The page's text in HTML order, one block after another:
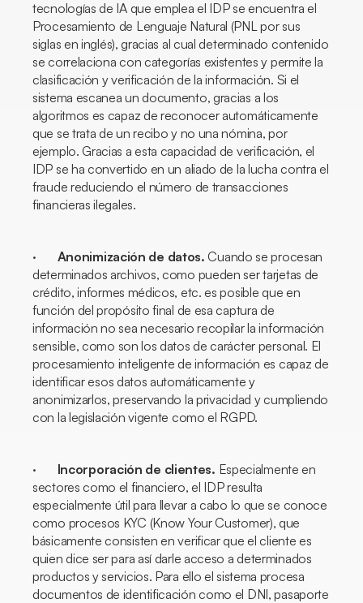
tecnologías de IA que emplea el IDP se encuentra el
Procesamiento de Lenguaje Natural (PNL por sus
siglas en inglés), gracias al cual determinado contenido
se correlaciona con categorías existentes y permite la
clasificación y verificación de la información. Si el
sistema escanea un documento, gracias a los
algoritmos es capaz de reconocer automáticamente
que se trata de un recibo y no una nómina, por
ejemplo. Gracias a esta capacidad de verificación, el
IDP se ha convertido en un aliado de la lucha contra el
fraude reduciendo el número de transacciones
financieras ilegales.
· Anonimización de datos. Cuando se procesan
determinados archivos, como pueden ser tarjetas de
crédito, informes médicos, etc. es posible que en
función del propósito final de esa captura de
información no sea necesario recopilar la información
sensible, como son los datos de carácter personal. El
procesamiento inteligente de información es capaz de
identificar esos datos automáticamente y
anonimizarlos, preservando la privacidad y cumpliendo
con la legislación vigente como el RGPD.
· Incorporación de clientes. Especialmente en
sectores como el financiero, el IDP resulta
especialmente útil para llevar a cabo lo que se conoce
como procesos KYC (Know Your Customer), que
básicamente consisten en verificar que el cliente es
quien dice ser para así darle acceso a determinados
productos y servicios. Para ello el sistema procesa
documentos de identificación como el DNI, pasaporte